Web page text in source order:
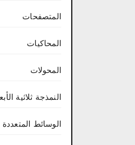
المتصفحات
المحاكيات
المحولات
النمذجة ثلاثية
الوسائط المتعددة